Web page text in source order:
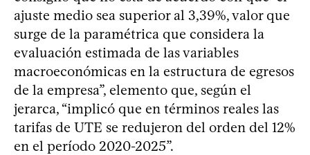
ajuste medio sea superior al 3,39%, valor que
surge de la paramétrica que considera la
evaluación estimada de las variables
macroeconómicas en la estructura de egresos
de la empresa”, elemento que, según el
jerarca, “implicó que en términos reales las
tarifas de UTE se redujeron del orden del 12%
en el período 2020-2025”.